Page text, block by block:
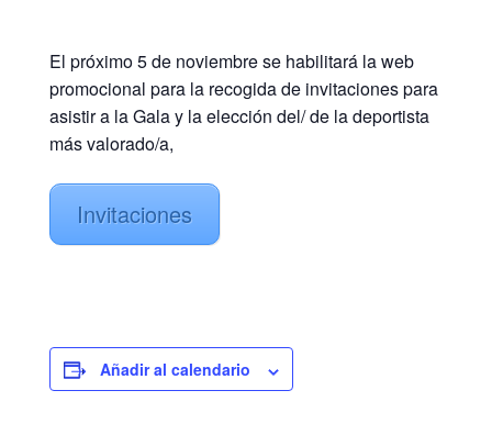
El próximo 5 de noviembre se habilitará la web
promocional para la recogida de invitaciones para
asistir a la Gala y la elección del/ de la deportista
más valorado/a,
Invitaciones
Añadir al calendario